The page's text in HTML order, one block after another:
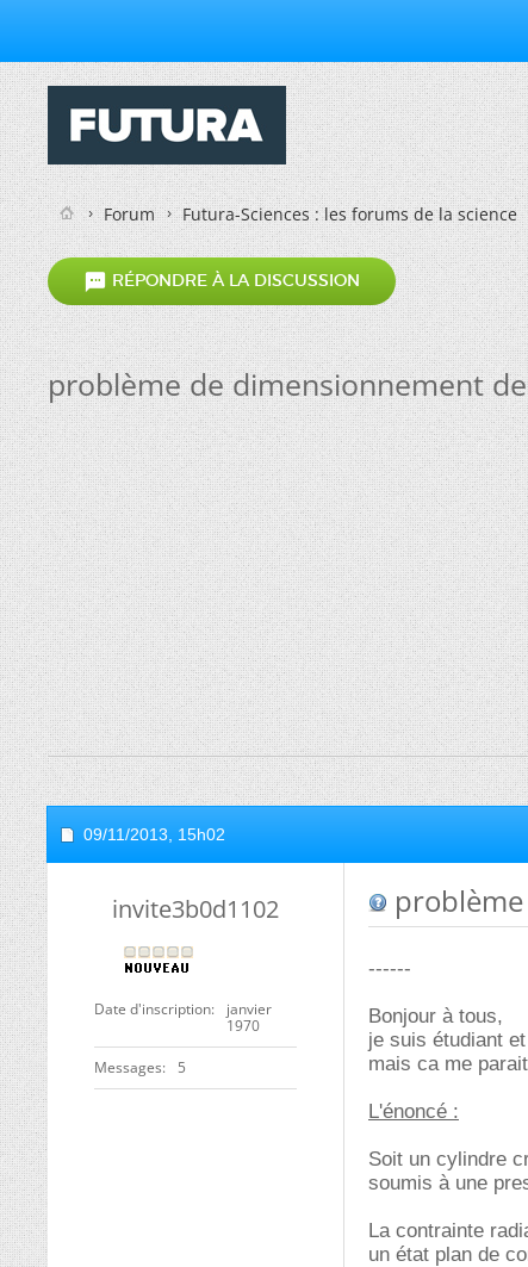
Forum Futura-Sciences : les forums de la science
 RÉPONDRE À LA DISCUSSION
problème de dimensionnement
09/11/2013, 15h02
invite3b0d1102
Date d'inscription
janvier
1970
Messages 5
------
Bonjour à tous,
je suis étudiant
mais ca me
L'énoncé :
Soit un cylindre
soumis à une
La contrainte
un état plan de